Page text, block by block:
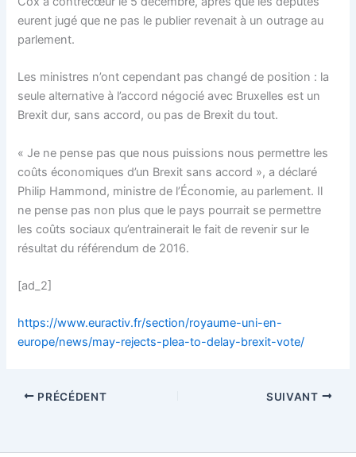
eurent jugé que ne pas le publier revenait à un outrage au
parlement.
Les ministres n’ont cependant pas changé de position : la
seule alternative à l’accord négocié avec Bruxelles est un
Brexit dur, sans accord, ou pas de Brexit du tout.
« Je ne pense pas que nous puissions nous permettre les
coûts économiques d’un Brexit sans accord », a déclaré
Philip Hammond, ministre de l’Économie, au parlement. Il
ne pense pas non plus que le pays pourrait se permettre
les coûts sociaux qu’entrainerait le fait de revenir sur le
résultat du référendum de 2016.
[ad_2]
https://www.euractiv.fr/section/royaume-uni-en-
europe/news/may-rejects-plea-to-delay-brexit-vote/
PRÉCÉDENT SUIVANT